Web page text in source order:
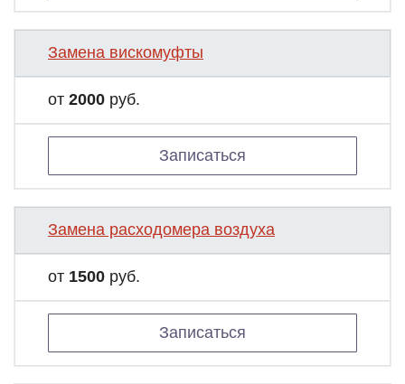
Замена вискомуфты
от 2000 руб.
Записаться
Замена расходомера воздуха
от 1500 руб.
Записаться